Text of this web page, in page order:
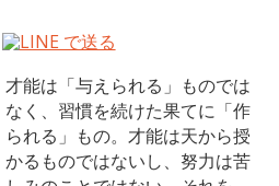
才能は「与えられる」ものでは
なく、習慣を続けた果てに「作
られる」もの。才能は天から授
かるものではないし、努力は苦